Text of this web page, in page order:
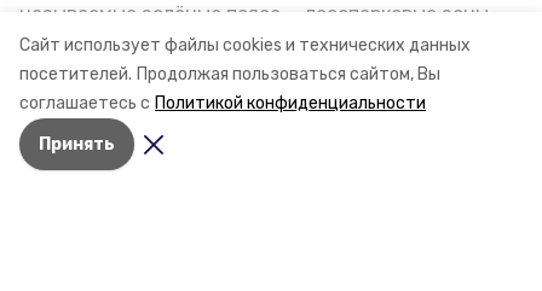
Сайт использует файлы cookies и технических данных
посетителей. Продолжая пользоваться сайтом, Вы
соглашаетесь с Политикой конфиденциальности
Принять
называемые зелёные пояса — лесопарковые зоны,
снижающие негативное воздействие выхлопных
газов на атмосферу. Справляются ли они с
постоянно растущим потоком автотранспорта и
каким воздухом дышат жители края, узнала
корреспондент «Победы26».